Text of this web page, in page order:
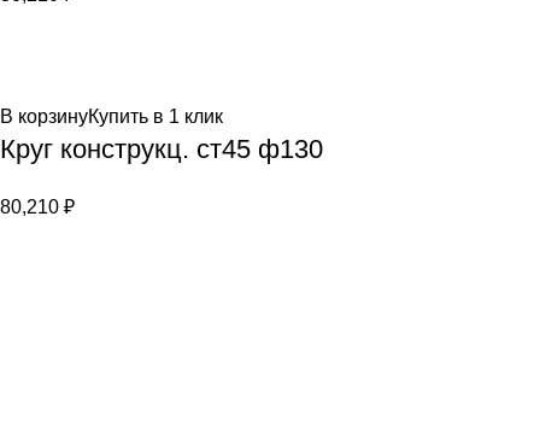
В корзинуКупить в 1 клик
Круг конструкц. ст45 ф130
80,210 ₽